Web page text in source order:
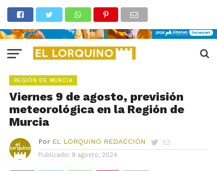
REGIÓN DE MURCIA
Viernes 9 de agosto, previsión
meteorológica en la Región de
Murcia
Por EL LORQUINO REDACCIÓN
Publicado: 9 agosto, 2024